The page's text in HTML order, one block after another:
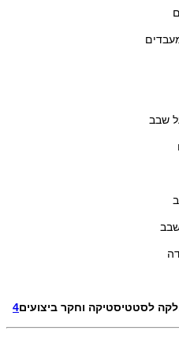
שבב
לסטטיסטיקה וחקר ביצועים4